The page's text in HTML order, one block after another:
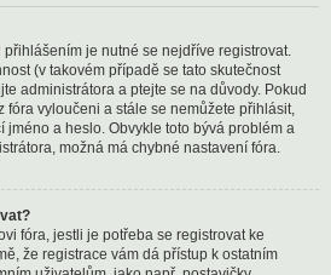
je nutné se nejdříve registrovat.
(v takovém případě se tato skutečnost
administrátora a ptejte se na důvody. Pokud
fóra vyloučeni a stále se nemůžete přihlásit,
a heslo. Obvykle toto bývá problém a
možná má chybné nastavení fóra.
fóra, jestli je potřeba se registrovat ke
že registrace vám dá přístup k ostatním